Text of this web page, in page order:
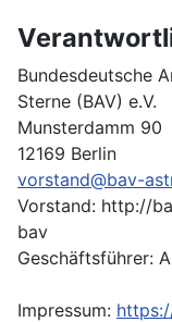
Bundesdeutsche
Sterne (BAV) e.V.
Munsterdamm 90
12169 Berlin
vorstand@bav-
Vorstand: http://
bav
Geschäftsführer:
Impressum: